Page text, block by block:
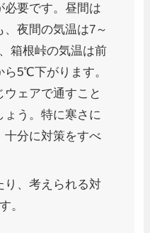
必要です。昼間は
夜間の気温は7～
箱根峠の気温は前
5℃下がります。
ェアで通すこと
ょう。特に寒さに
十分に対策をすべ
り、考えられる対
。